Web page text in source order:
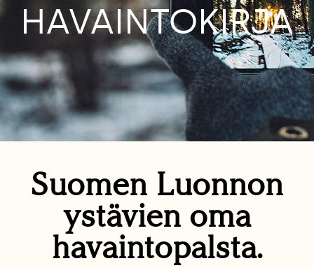
HAVAINTOKIRJA
Suomen Luonnon
ystävien oma
havaintopalsta.